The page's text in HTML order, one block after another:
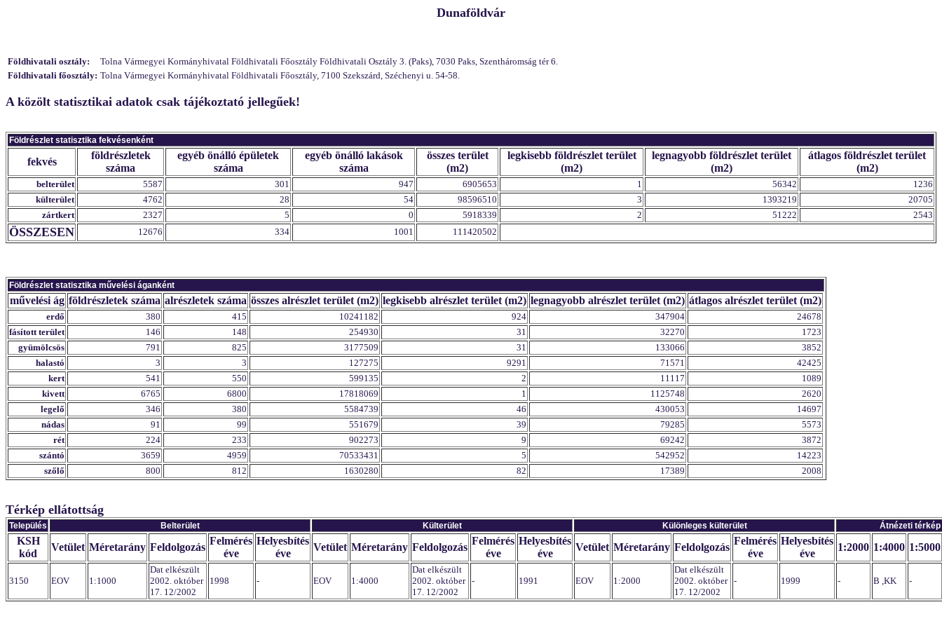
Dunaföldvár
Földhivatali osztály:
Tolna Vármegyei Kormányhivatal Földhivatali Főosztály Földhivatali Osztály 3. (Paks), 7030 Paks, Szentháromság tér 6.
Földhivatali főosztály: Tolna Vármegyei Kormányhivatal Földhivatali Főosztály, 7100 Szekszárd, Széchenyi u. 54-58.
A közölt statisztikai adatok csak tájékoztató jellegűek!
Földrészlet statisztika fekvésenként
fekvés
földrészletek
száma
egyéb önálló épületek
száma
egyéb önálló lakások
száma
összes terület
(m2)
legkisebb földrészlet terület
(m2)
legnagyobb földrészlet terület
(m2)
átlagos földrészlet terület
(m2)
belterület 5587 301 947 6905653 1 56342
1236
külterület
4762 28 54 98596510 3 1393219
20705
zártkert
2327 5 0 5918339 2 51222 2543
ÖSSZESEN 12676 334 1001 111420502
Földrészlet statisztika művelési áganként
művelési ág földrészletek száma alrészletek száma összes alrészlet terület (m2) legkisebb alrészlet terület (m2) legnagyobb alrészlet terület (m2) átlagos alrészlet terület (m2)
erdő 380 415 10241182 924 347904
24678
fásított terület
146 148 254930 31 32270
1723
gyümölcsös
791 825 3177509 31 133066
3852
halastó
3 3 127275 9291 71571
42425
kert
541 550 599135 2 11117
1089
kivett
6765 6800 17818069 1 1125748
2620
legelő
346 380 5584739 46 430053
14697
nádas
91 99 551679 39 79285
5573
rét
224 233 902273 9 69242
3872
szántó
3659 4959 70533431 5 542952
14223
szőlő
800 812 1630280 82 17389 2008
Térkép ellátottság
Település Belterület Külterület Különleges külterület Átnézeti térkép
KSH
kód
Vetület Méretarány Feldolgozás
Felmérés
éve
Helyesbítés
éve
Vetület Méretarány Feldolgozás
Felmérés
éve
Helyesbítés
éve
Vetület Méretarány Feldolgozás
Felmérés
éve
Helyesbítés
éve
1:2000 1:4000 1:5000
3150 EOV 1:1000
Dat elkészült
2002. október
17. 12/2002
1998 - EOV 1:4000
Dat elkészült
2002. október
17. 12/2002
- 1991 EOV 1:2000
Dat elkészült
2002. október
17. 12/2002
- 1999 - B ,KK -